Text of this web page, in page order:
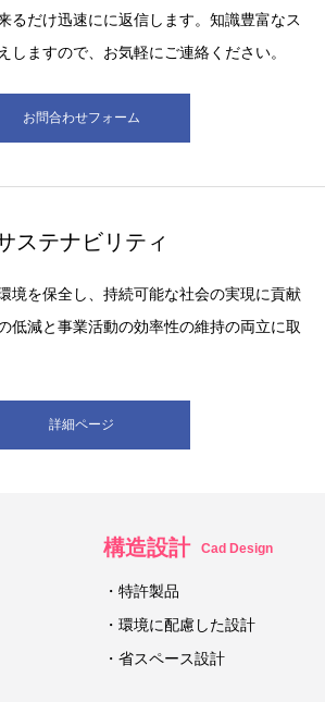
るだけ迅速にに返信します。知識豊富なス
しますので、お気軽にご連絡ください。
お問合わせフォーム
ステナビリティ
境を保全し、持続可能な社会の実現に貢献
低減と事業活動の効率性の維持の両立に取
詳細ページ
構造設計 Cad Design
・特許製品
・環境に配慮した設計
・省スペース設計